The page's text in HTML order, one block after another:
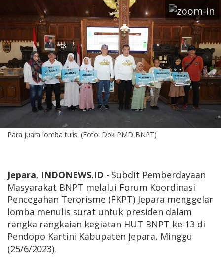
Para juara lomba tulis. (Foto: Dok PMD BNPT)
Jepara, INDONEWS.ID - Subdit Pemberdayaan
Masyarakat BNPT melalui Forum Koordinasi
Pencegahan Terorisme (FKPT) Jepara menggelar
lomba menulis surat untuk presiden dalam
rangka rangkaian kegiatan HUT BNPT ke-13 di
Pendopo Kartini Kabupaten Jepara, Minggu
(25/6/2023).